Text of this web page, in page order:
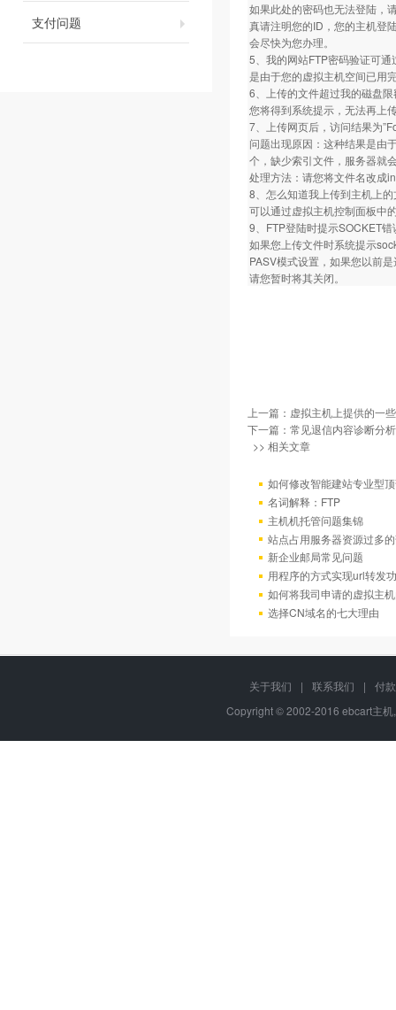
支付问题
如果此处的密码也无法登陆，
真请注明您的ID，您的主机登
会尽快为您办理。
5、我的网站FTP密码验证可
是由于您的虚拟主机空间已用
6、上传的文件超过我的磁盘
您将得到系统提示，无法再上
7、上传网页后，访问结果为
问题出现原因：这种结果是由
个，缺少索引文件，服务器就
处理方法：请您将文件名改成
8、怎么知道我上传到主机上
可以通过虚拟主机控制面板中
9、FTP登陆时提示SOCKET错
如果您上传文件时系统提示
PASV模式设置，如果您以前
请您暂时将其关闭。
上一篇： 虚拟主机上提供的一
下一篇： 常见退信内容诊断分
>> 相关文章
如何修改智能建站专业型
名词解释：FTP
主机机托管问题集锦
站点占用服务器资源过多
新企业邮局常见问题
用程序的方式实现url转发
如何将我司申请的虚拟主
选择CN域名的七大理由
关于我们 | 联系我们 |
付
Copyright © 2002-2016 ebcart主